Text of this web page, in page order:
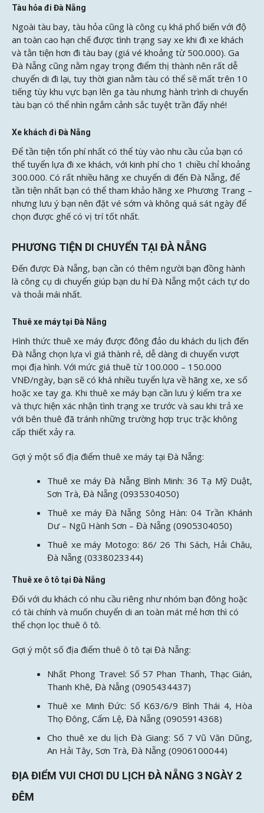
Tàu hỏa đi Đà Nẵng
Ngoài tàu bay, tàu hỏa cũng là công cụ khá phổ biến với độ
an toàn cao hạn chế được tình trạng say xe khi đi xe khách
và tằn tiện hơn đi tàu bay (giá vé khoảng từ 500.000). Ga
Đà Nẵng cũng nằm ngay trọng điểm thị thành nên rất dễ
chuyển di đi lại, tuy thời gian nằm tàu có thể sẽ mất trên 10
tiếng tùy khu vực bạn lên ga tàu nhưng hành trình di chuyển
tàu bạn có thể nhìn ngắm cảnh sắc tuyệt trần đấy nhé!
Xe khách đi Đà Nẵng
Để tần tiện tổn phí nhất có thể tùy vào nhu cầu của bạn có
thể tuyển lựa đi xe khách, với kinh phí cho 1 chiều chỉ khoảng
300.000. Có rất nhiều hãng xe chuyển di đến Đà Nẵng, để
tần tiện nhất bạn có thể tham khảo hãng xe Phương Trang –
nhưng lưu ý bạn nên đặt vé sớm và không quá sát ngày để
chọn được ghế có vị trí tốt nhất.
PHƯƠNG TIỆN DI CHUYỂN TẠI ĐÀ NẴNG
Đến được Đà Nẵng, bạn cần có thêm người bạn đồng hành
là công cụ di chuyển giúp bạn du hí Đà Nẵng một cách tự do
và thoải mái nhất.
Thuê xe máy tại Đà Nẵng
Hình thức thuê xe máy được đông đảo du khách du lịch đến
Đà Nẵng chọn lựa vì giá thành rẻ, dễ dàng di chuyển vượt
mọi địa hình. Với mức giá thuê từ 100.000 – 150.000
VNĐ/ngày, bạn sẽ có khá nhiều tuyển lựa về hãng xe, xe số
hoặc xe tay ga. Khi thuê xe máy bạn cần lưu ý kiểm tra xe
và thực hiện xác nhận tình trạng xe trước và sau khi trả xe
với bên thuê đã tránh những trường hợp trục trặc không
cấp thiết xảy ra.
Gợi ý một số địa điểm thuê xe máy tại Đà Nẵng:
Thuê xe máy Đà Nẵng Bình Minh: 36 Tạ Mỹ Duật,
Sơn Trà, Đà Nẵng (0935304050)
Thuê xe máy Đà Nẵng Sông Hàn: 04 Trần Khánh
Dư – Ngũ Hành Sơn – Đà Nẵng (0905304050)
Thuê xe máy Motogo: 86/ 26 Thi Sách, Hải Châu,
Đà Nẵng (0338023344)
Thuê xe ô tô tại Đà Nẵng
Đối với du khách có nhu cầu riêng như nhóm bạn đông hoặc
có tài chính và muốn chuyển di an toàn mát mẻ hơn thì có
thể chọn lọc thuê ô tô.
Gợi ý một số địa điểm thuê ô tô tại Đà Nẵng:
Nhất Phong Travel: Số 57 Phan Thanh, Thạc Gián,
Thanh Khê, Đà Nẵng (0905434437)
Thuê xe Minh Đức: Số K63/6/9 Bình Thái 4, Hòa
Thọ Đông, Cẩm Lệ, Đà Nẵng (0905914368)
Cho thuê xe du lịch Đà Giang: Số 7 Vũ Văn Dũng,
An Hải Tây, Sơn Trà, Đà Nẵng (0906100044)
ĐỊA ĐIỂM VUI CHƠI DU LỊCH ĐÀ NẴNG 3 NGÀY 2
ĐÊM